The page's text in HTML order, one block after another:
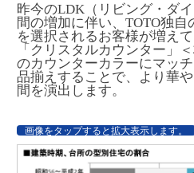
昨今のLDK（リビング・ダ
間の増加に伴い、TOTO独
を選択されるお客様が増え
「クリスタルカウンター」
のカウンターカラーにマッ
品揃えすることで、より華
間を演出します。
画像をタップすると拡大表示します。